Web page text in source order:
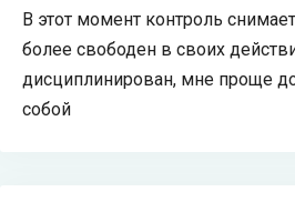
В этот момент контроль
более свободен в своих
дисциплинирован, мне проще
собой